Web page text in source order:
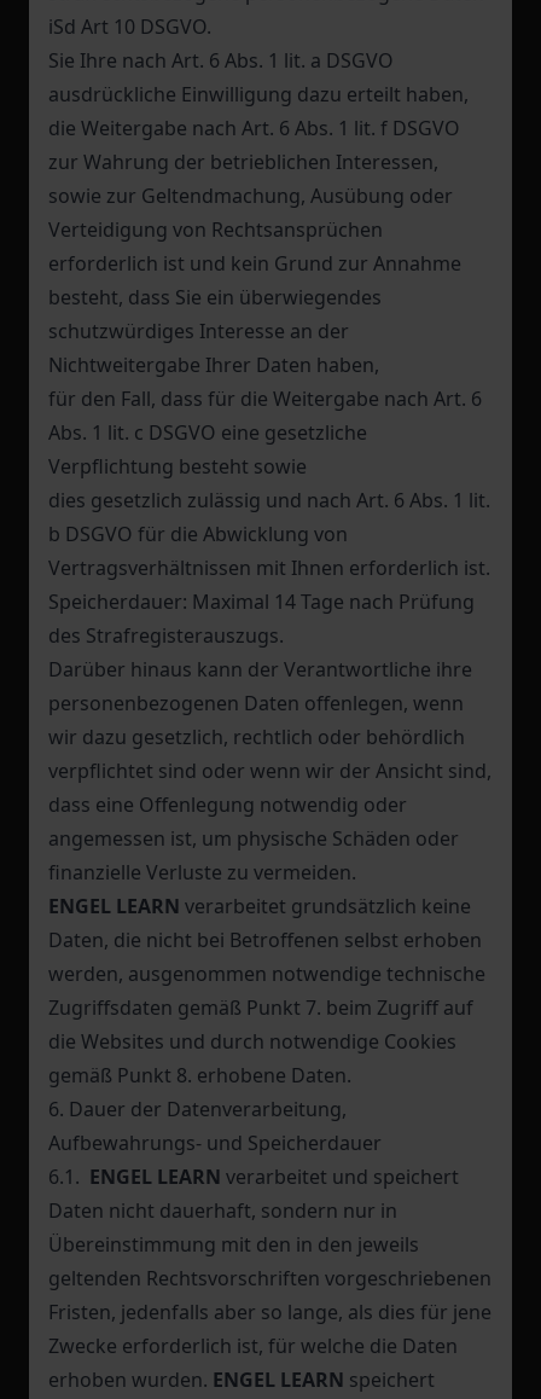
iSd Art 10 DSGVO.
Sie Ihre nach Art. 6 Abs. 1 lit. a DSGVO
ausdrückliche Einwilligung dazu erteilt haben,
die Weitergabe nach Art. 6 Abs. 1 lit. f DSGVO
zur Wahrung der betrieblichen Interessen,
sowie zur Geltendmachung, Ausübung oder
Verteidigung von Rechtsansprüchen
erforderlich ist und kein Grund zur Annahme
besteht, dass Sie ein überwiegendes
schutzwürdiges Interesse an der
Nichtweitergabe Ihrer Daten haben,
für den Fall, dass für die Weitergabe nach Art. 6
Abs. 1 lit. c DSGVO eine gesetzliche
Verpflichtung besteht sowie
dies gesetzlich zulässig und nach Art. 6 Abs. 1 lit.
b DSGVO für die Abwicklung von
Vertragsverhältnissen mit Ihnen erforderlich ist.
Speicherdauer: Maximal 14 Tage nach Prüfung
des Strafregisterauszugs.
Darüber hinaus kann der Verantwortliche ihre
personenbezogenen Daten offenlegen, wenn
wir dazu gesetzlich, rechtlich oder behördlich
verpflichtet sind oder wenn wir der Ansicht sind,
dass eine Offenlegung notwendig oder
angemessen ist, um physische Schäden oder
finanzielle Verluste zu vermeiden.
ENGEL LEARN verarbeitet grundsätzlich keine
Daten, die nicht bei Betroffenen selbst erhoben
werden, ausgenommen notwendige technische
Zugriffsdaten gemäß Punkt 7. beim Zugriff auf
die Websites und durch notwendige Cookies
gemäß Punkt 8. erhobene Daten.
6. Dauer der Datenverarbeitung,
Aufbewahrungs- und Speicherdauer
6.1. ENGEL LEARN verarbeitet und speichert
Daten nicht dauerhaft, sondern nur in
Übereinstimmung mit den in den jeweils
geltenden Rechtsvorschriften vorgeschriebenen
Fristen, jedenfalls aber so lange, als dies für jene
Zwecke erforderlich ist, für welche die Daten
erhoben wurden. ENGEL LEARN speichert